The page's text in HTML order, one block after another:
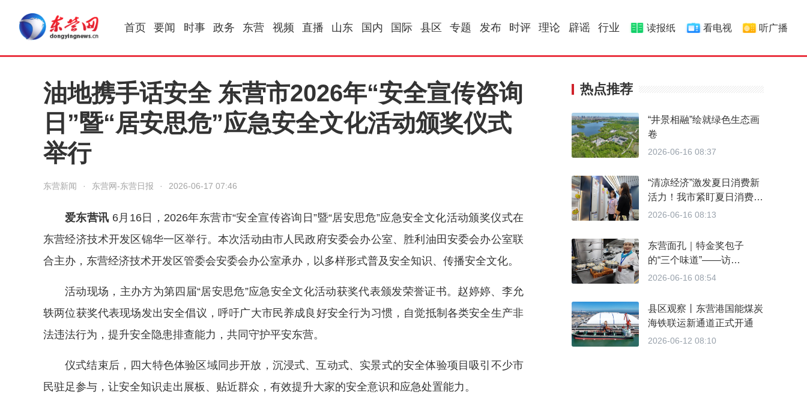
首页 要闻 时事 政务 东营 视频 直播 山东 国内 国际 县区 专题 发布 时评 理论 辟谣 行业 读报纸 看电视 听广播
油地携手话安全 东营市2026年“安全宣传咨询
日”暨“居安思危”应急安全文化活动颁奖仪式
举行
东营新闻 · 东营网-东营日报 · 2026-06-17 07:46
爱东营讯 6月16日，2026年东营市“安全宣传咨询日”暨“居安思危”应急安全文化活动颁奖仪式在
东营经济技术开发区锦华一区举行。本次活动由市人民政府安委会办公室、胜利油田安委会办公室联
合主办，东营经济技术开发区管委会安委会办公室承办，以多样形式普及安全知识、传播安全文化。
活动现场，主办方为第四届“居安思危”应急安全文化活动获奖代表颁发荣誉证书。赵婷婷、李允
轶两位获奖代表现场发出安全倡议，呼吁广大市民养成良好安全行为习惯，自觉抵制各类安全生产非
法违法行为，提升安全隐患排查能力，共同守护平安东营。
仪式结束后，四大特色体验区域同步开放，沉浸式、互动式、实景式的安全体验项目吸引不少市
民驻足参与，让安全知识走出展板、贴近群众，有效提升大家的安全意识和应急处置能力。
热点推荐
“井景相融”绘就绿色生态画
卷
2026-06-16 08:37
“清凉经济”激发夏日消费新
活力！我市紧盯夏日消费热
点 引导企业迭代升级消费
2026-06-16 08:13
东营面孔｜特金奖包子
的“三个味道”——访
2026ACE第四届亚洲烹饪
创始人刘红霞
2026-06-16 08:54
县区观察丨东营港国能煤炭
海铁联运新通道正式开通
2026-06-12 08:10